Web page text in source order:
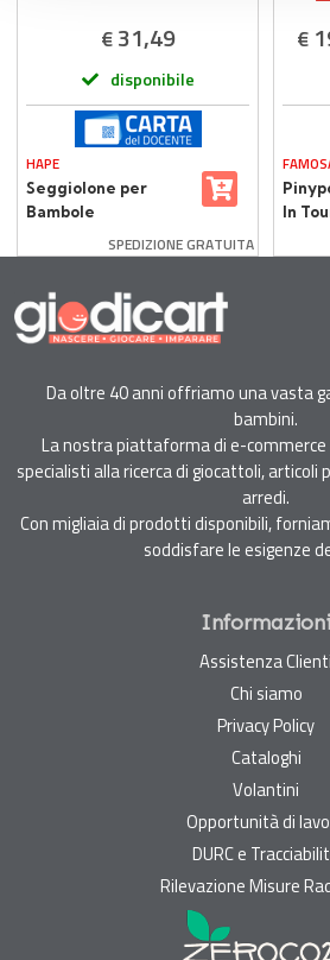
€ 31,49
disponibile
HAPE
Seggiolone per
Bambole
SPEDIZIONE GRATUITA
€
In
Da oltre 40 anni offriamo una vasta
bambini.
La nostra piattaforma di e-commerce
specialisti alla ricerca di giocattoli, articoli
arredi.
Con migliaia di prodotti disponibili,
soddisfare le esigenze
Informazioni
Assistenza Clienti
Chi siamo
Privacy Policy
Cataloghi
Volantini
Opportunità di
DURC e
Rilevazione Misure